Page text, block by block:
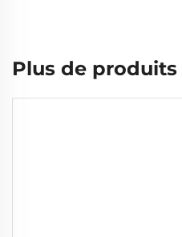
Plus de produits